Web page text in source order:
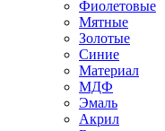
Фиолетовые
Мятные
Золотые
Синие
Материал
МДФ
Эмаль
Акрил